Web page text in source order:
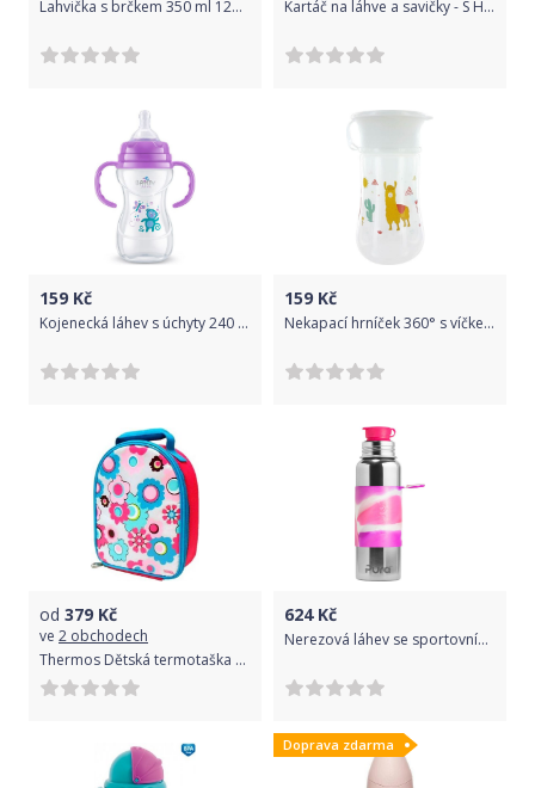
Lahvička s brčkem 350 ml 12m+ Skip Hop Zoo Dinosaurus 2019 Kartáč na láhve a savičky - S HOUBIČKOU žlutý - AKUKU
159 Kč
Kojenecká láhev s úchyty 240 ml fialová Bayby BFB 6107
159 Kč
Nekapací hrníček 360° s víčkem dBb Remond White
od 379 Kč
ve 2 obchodech
Thermos Dětská termotaška 2,3 l FUNtainer Flowers 2021
624Kč
Nerezová láhev se sportovním uzávěrem 850 ml Pura Růžová/Bílá 2020
Doprava zdarma